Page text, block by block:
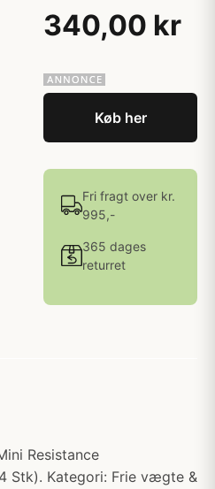
340,00 kr
Køb her
Fri fragt over kr.
995,-
365 dages
returret
Resistance
Stk). Kategori: Frie vægte &